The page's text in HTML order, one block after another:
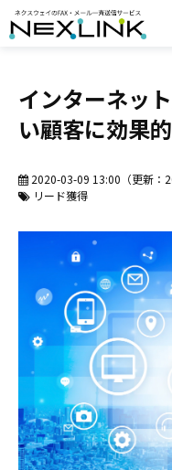
インターネッ
い顧客に効果
2020-03-09 13:00 （更新：
リード獲得